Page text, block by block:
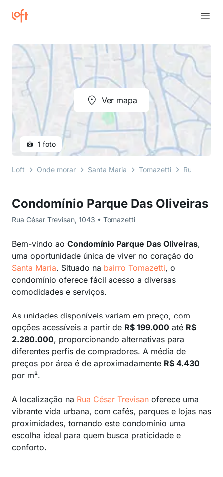
Condomínio Parque Das Oliveiras
Rua César Trevisan, 1043 • Tomazetti
Bem-vindo ao Condomínio Parque Das Oliveiras,
uma oportunidade única de viver no coração do
Santa Maria. Situado na bairro Tomazetti, o
condomínio oferece fácil acesso a diversas
comodidades e serviços.
As unidades disponíveis variam em preço, com
opções acessíveis a partir de R$ 199.000 até R$
2.280.000, proporcionando alternativas para
diferentes perfis de compradores. A média de
preços por área é de aproximadamente R$ 4.430
por m².
A localização na Rua César Trevisan oferece uma
vibrante vida urbana, com cafés, parques e lojas nas
proximidades, tornando este condomínio uma
escolha ideal para quem busca praticidade e
conforto.
Ver mapa
1 foto
Loft Onde morar Santa Maria Tomazetti Rua César